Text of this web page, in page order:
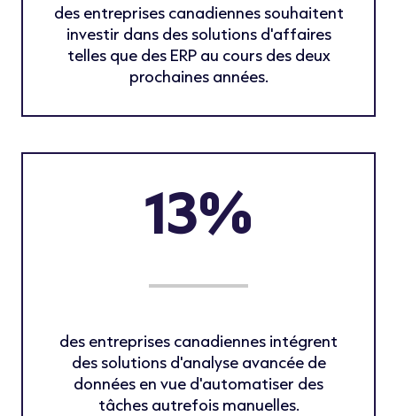
des entreprises canadiennes souhaitent
investir dans des solutions d'affaires
telles que des ERP au cours des deux
prochaines années.
13%
des entreprises canadiennes intégrent
des solutions d'analyse avancée de
données en vue d'automatiser des
tâches autrefois manuelles.